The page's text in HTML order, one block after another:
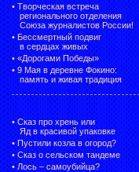
• Творческая встреча
регионального отделения
Союза журналистов России!
• Бессмертный подвиг
в сердцах живых
• «Дорогами Победы»
• 9 Мая в деревне Фокино:
память и живая традиция
• Сказ про хрень или
Яд в красивой упаковке
• Пустили козла в огород?
• Сказ о сельском тандеме
• Лось – самоубийца?